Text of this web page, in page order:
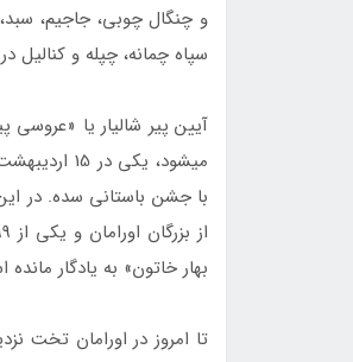
و چنگال چوبی، جاجیم،
سپاه چمانه، چپله و
آیین پیر شالیار یا «عروسی
با جشن باستانی سده. در
بهار خاتون» به یادگار